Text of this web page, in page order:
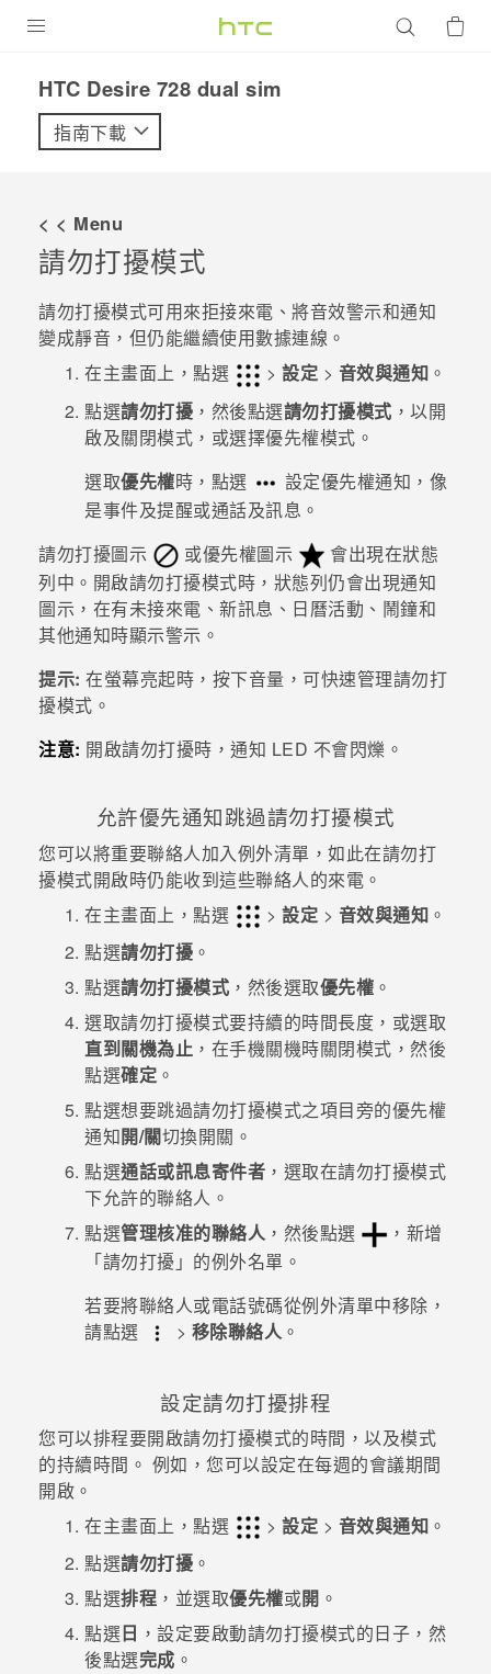
VIVE
配件
優惠專區
校園專案
企業採購
銷售通路
支援服務
VIVELAND
HTC Desire 728 dual sim‎
指南下載
< < Menu
請勿打擾模式
請勿打擾模式可用來拒接來電、將音效警示和通知
變成靜音，但仍能繼續使用數據連線。
在主畫面上，點選 > 設定 > 音效與通知 。
點選請勿打擾 ，然後點選請勿打擾模式 ，以開
啟及關閉模式，或選擇優先權模式。
選取優先權時，點選
設定優先權通知，像
是事件及提醒或通話及訊息。
請勿打擾圖示
或優先權圖示
會出現在狀態
列中。開啟請勿打擾模式時，狀態列仍會出現通知
圖示，在有未接來電、新訊息、日曆活動、鬧鐘和
其他通知時顯示警示。
提示: 在螢幕亮起時，按下音量 ，可快速管理請勿打
擾模式 。
注意: 開啟請勿打擾時，通知 LED 不會閃爍。
允許優先通知跳過請勿打擾模式
您可以將重要聯絡人加入例外清單，如此在請勿打
擾模式開啟時仍能收到這些聯絡人的來電。
在主畫面上，點選 > 設定 > 音效與通知 。
點選請勿打擾 。
點選請勿打擾模式 ，然後選取優先權 。
選取請勿打擾模式要持續的時間長度，或選取
直到關機為止 ，在手機關機時關閉模式，然後
點選確定 。
點選想要跳過請勿打擾模式之項目旁的優先權
通知開/關切換開關。
點選通話或訊息寄件者 ，選取在請勿打擾模式
下允許的聯絡人 。
點選管理核准的聯絡人 ，然後點選
，新增
「請勿打擾」的例外名單 。
若要將聯絡人或電話號碼從例外清單中移除，
請點選
> 移除聯絡人 。
設定請勿打擾排程
您可以排程要開啟請勿打擾模式的時間，以及模式
的持續時間。 例如，您可以設定在每週的會議期間
開啟。
在主畫面上，點選 > 設定 > 音效與通知 。
點選請勿打擾 。
點選排程 ，並選取優先權或開 。
點選日 ，設定要啟動請勿打擾模式的日子，然
後點選完成 。